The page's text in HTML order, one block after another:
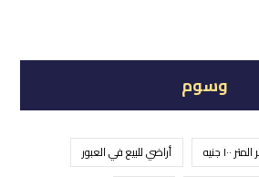
وسوم
جنيه أراضي للبيع في العبور